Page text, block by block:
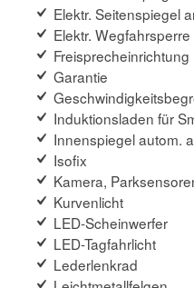
Elektr. Seitenspiegel
Elektr. Wegfahrsperre
Freisprecheinrichtung
Garantie
Induktionsladen für
Innenspiegel autom.
Isofix
Kamera,
Kurvenlicht
LED-Scheinwerfer
LED-Tagfahrlicht
Lederlenkrad